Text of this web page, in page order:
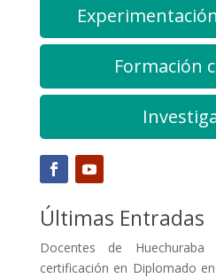
Formación
Últimas Entradas
Docentes de
certificación en Diplomado